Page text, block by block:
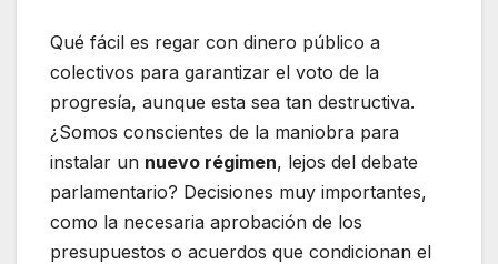
Qué fácil es regar con dinero público a
colectivos para garantizar el voto de la
progresía, aunque esta sea tan destructiva.
¿Somos conscientes de la maniobra para
instalar un nuevo régimen, lejos del debate
parlamentario? Decisiones muy importantes,
como la necesaria aprobación de los
presupuestos o acuerdos que condicionan el